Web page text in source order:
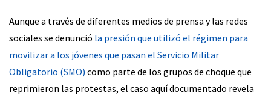
Aunque a través de diferentes medios de prensa y las redes
sociales se denunció la presión que utilizó el régimen para
movilizar a los jóvenes que pasan el Servicio Militar
Obligatorio (SMO) como parte de los grupos de choque que
reprimieron las protestas, el caso aquí documentado revela